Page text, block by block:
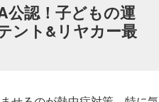
公認！子どもの運
ント&リヤカー最